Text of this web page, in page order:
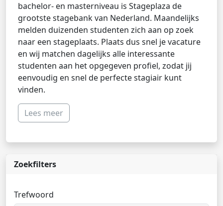
bachelor- en masterniveau is Stageplaza de
grootste stagebank van Nederland. Maandelijks
melden duizenden studenten zich aan op zoek
naar een stageplaats. Plaats dus snel je vacature
en wij matchen dagelijks alle interessante
studenten aan het opgegeven profiel, zodat jij
eenvoudig en snel de perfecte stagiair kunt
vinden.
Lees meer
Zoekfilters
Trefwoord